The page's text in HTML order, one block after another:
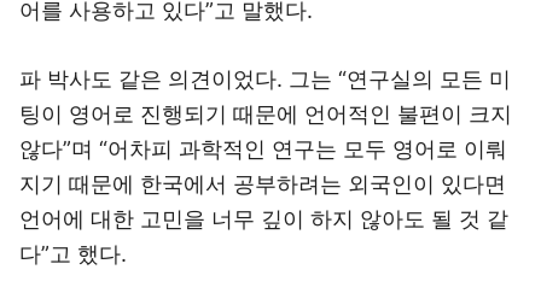
어를 사용하고 있다”고 말했다.
파 박사도 같은 의견이었다. 그는 “연구실의 모든 미
팅이 영어로 진행되기 때문에 언어적인 불편이 크지
않다”며 “어차피 과학적인 연구는 모두 영어로 이뤄
지기 때문에 한국에서 공부하려는 외국인이 있다면
언어에 대한 고민을 너무 깊이 하지 않아도 될 것 같
다”고 했다.